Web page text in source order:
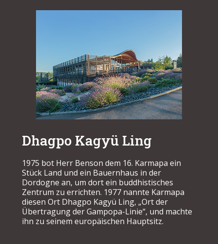
Dhagpo Kagyü Ling
1975 bot Herr Benson dem 16. Karmapa ein
Stück Land und ein Bauernhaus in der
Dordogne an, um dort ein buddhistisches
Zentrum zu errichten. 1977 nannte Karmapa
diesen Ort Dhagpo Kagyü Ling, „Ort der
Übertragung der Gampopa-Linie“, und machte
ihn zu seinem europäischen Hauptsitz.